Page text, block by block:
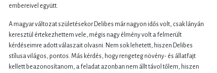
embereivel együtt.
A magyar változat születésekor Delibes már nagyon idős volt, csak lányán
keresztül értekezhettem vele, mégis nagy élmény volt a felmerült
kérdéseimre adott válaszait olvasni. Nem sok lehetett, hiszen Delibes
stílusa világos, pontos. Más kérdés, hogy rengeteg növény- és állatfajt
kellett beazonosítanom, a feladat azonban nem állt távol tőlem, hiszen